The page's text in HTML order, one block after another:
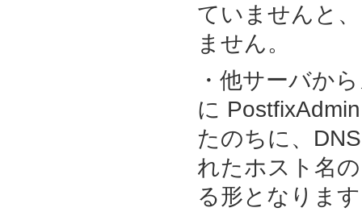
ていませんと
ません。
・他サーバか
に
たのちに、
れたホスト名
る形となりま